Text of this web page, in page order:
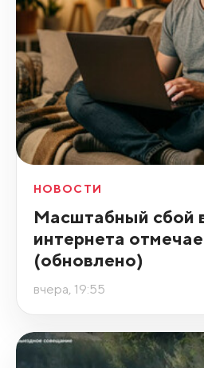
НОВОСТИ
Масштабный сбой
интернета
(обновлено)
вчера, 19:55